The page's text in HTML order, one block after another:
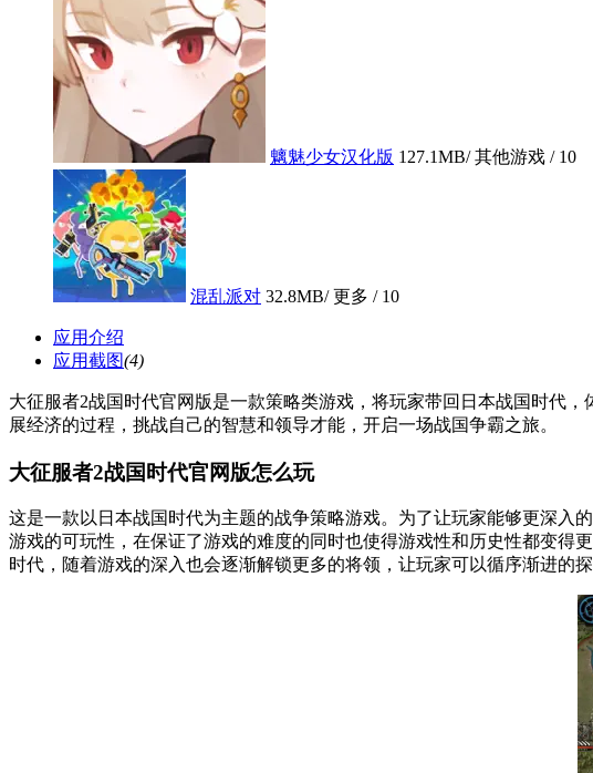
魑魅少女汉化版 127.1MB/ 其他游戏 / 10
混乱派对 32.8MB/ 更多 / 10
应用介绍
应用截图(4)
大征服者2战国时代官网版是一款策略类游戏，将玩家带回日本战国时代
展经济的过程，挑战自己的智慧和领导才能，开启一场战国争霸之旅。
大征服者2战国时代官网版怎么玩
这是一款以日本战国时代为主题的战争策略游戏。为了让玩家能够更深入
游戏的可玩性，在保证了游戏的难度的同时也使得游戏性和历史性都变得
时代，随着游戏的深入也会逐渐解锁更多的将领，让玩家可以循序渐进的